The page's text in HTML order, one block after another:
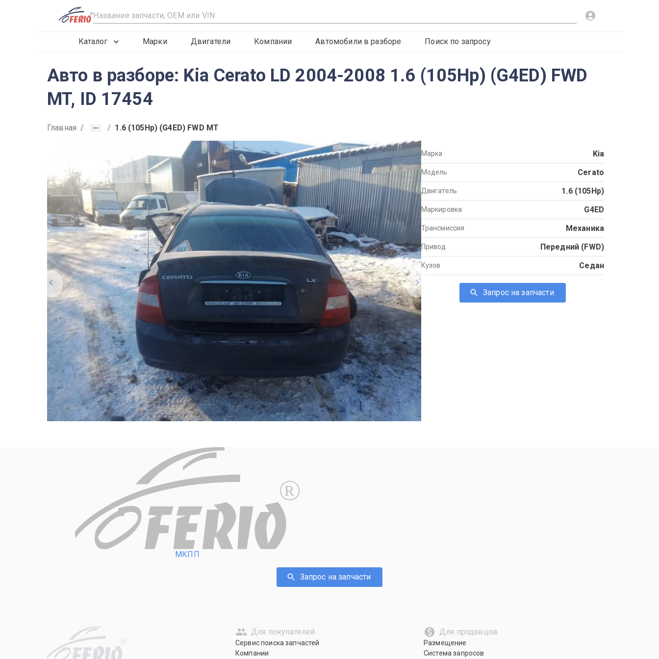
R
Каталог Марки Двигатели Компании Автомобили в разборе Поиск по запросу
Авто в разборе: Kia Cerato LD 2004-2008 1.6 (105Hp) (G4ED) FWD
MT, ID 17454
Главная / / 1.6 (105Hp) (G4ED) FWD MT
Марка Kia
Модель Cerato
Двигатель 1.6 (105Hp)
Маркировка G4ED
Трансмиссия Механика
Привод Передний (FWD)
Кузов Седан
Запрос на запчасти
R
МКПП
Запрос на запчасти
R
Для покупателей
Сервис поиска запчастей
Компании
Для продавцов
Размещение
Система запросов